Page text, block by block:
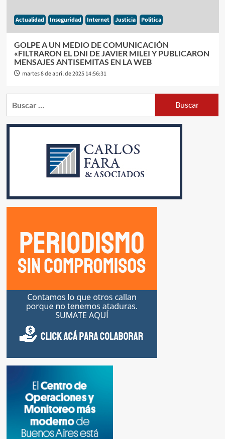
Actualidad Inseguridad Internet Justicia Politica
GOLPE A UN MEDIO DE COMUNICACIÓN
«FILTRARON EL DNI DE JAVIER MILEI Y PUBLICARON
MENSAJES ANTISEMITAS EN LA WEB
martes 8 de abril de 2025 14:56:31